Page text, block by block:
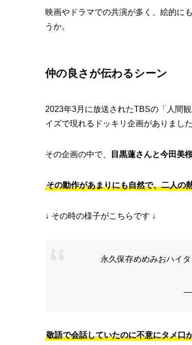
映画やドラマでの共演が多く、絵的にも
うか。
仲の良さが伝わるシーン
2023年3月に放送されたTBSの「人間
イズで現れるドッキリ企画がありました
その企画の中で、 目黒蓮さんと今田美
その動作があまりにも自然で、二人の
↓ その時の様子がこちらです ↓
永久保存めめみおハイ
—
敬語で会話していたのに不意にタメ口